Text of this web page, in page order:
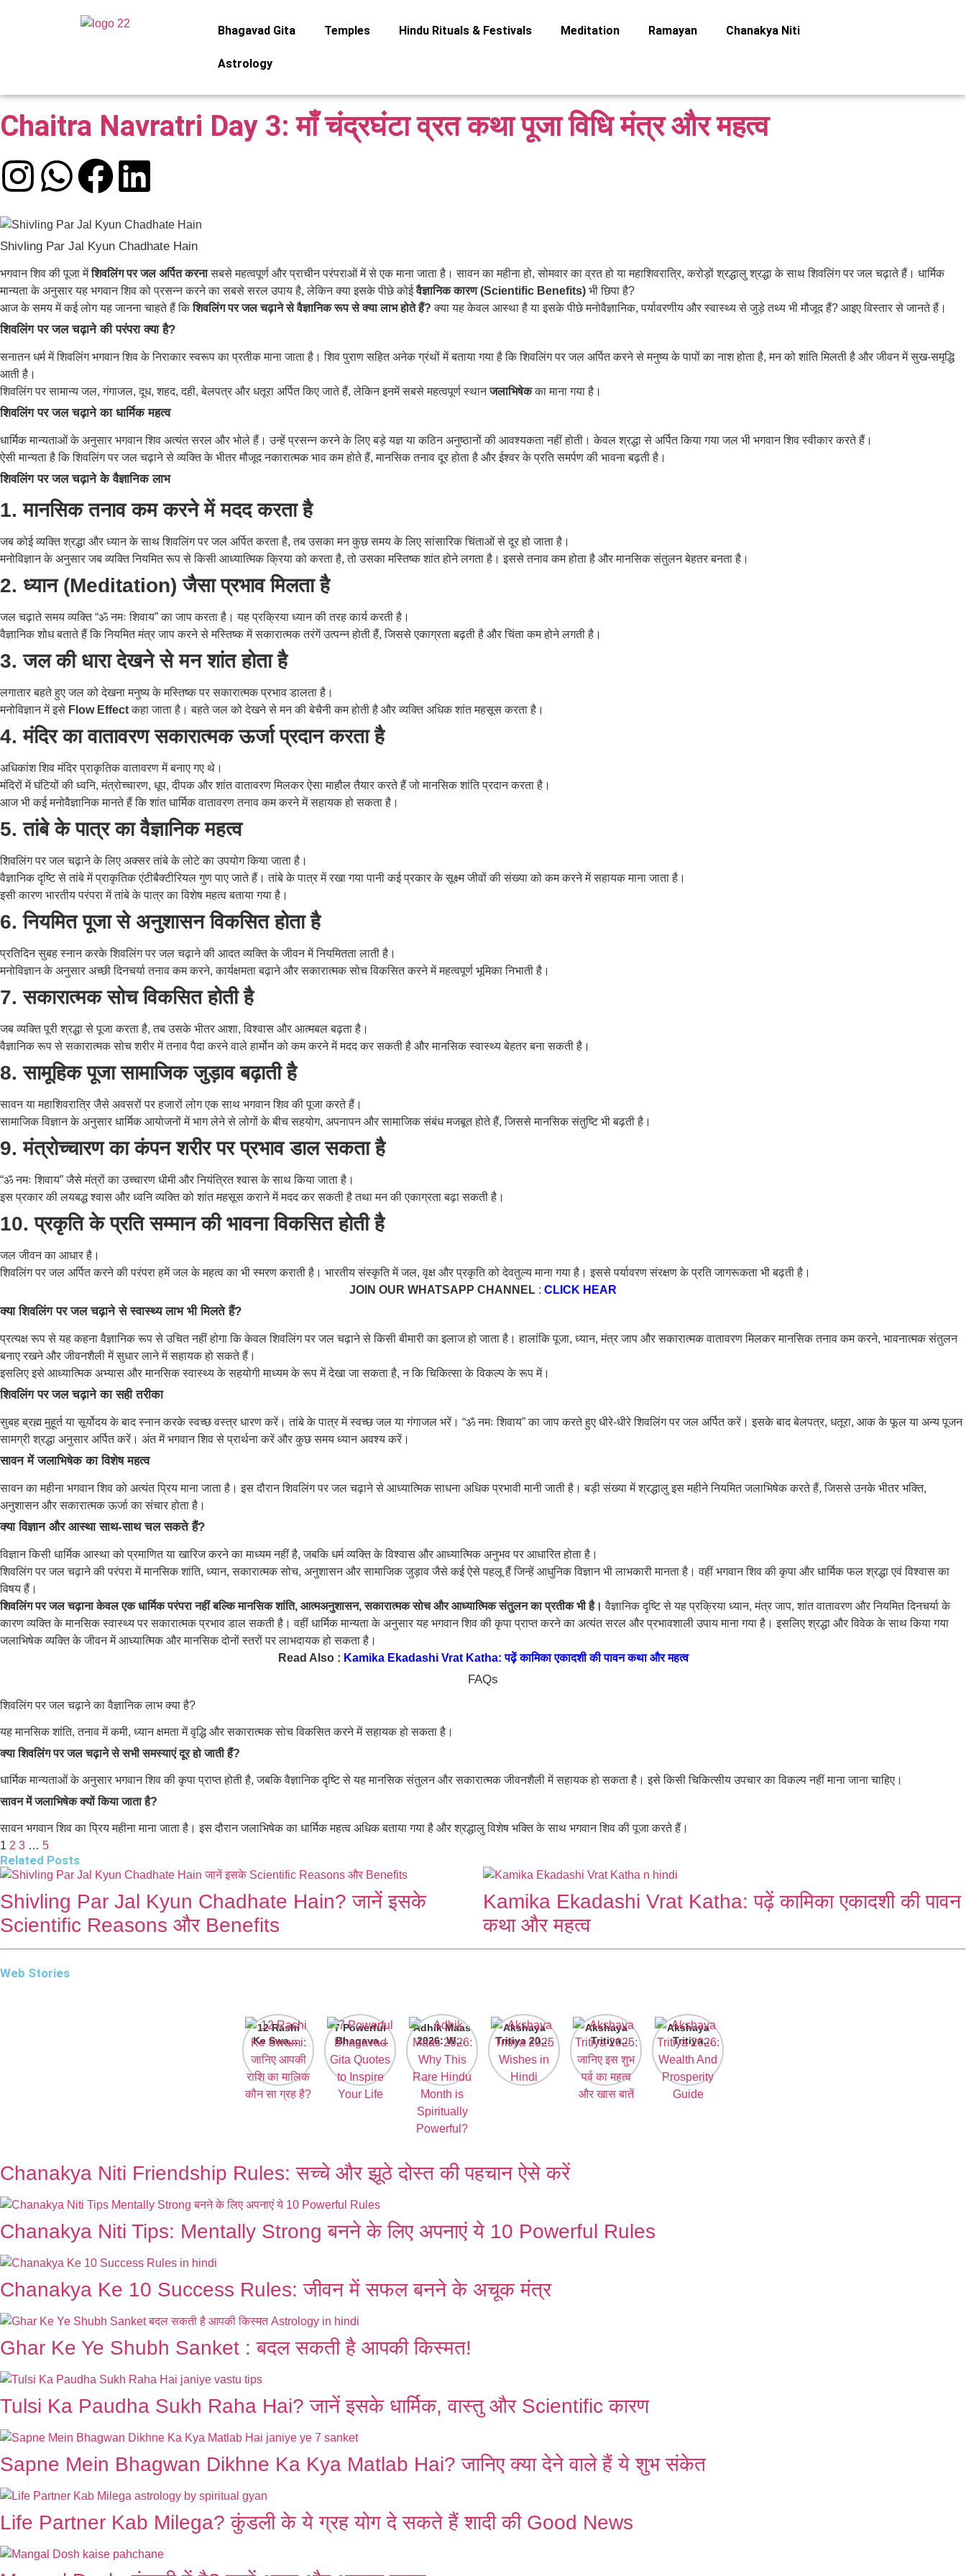
Bhagavad Gita Temples Hindu Rituals & Festivals Meditation Ramayan Chanakya Niti
Astrology
Chaitra Navratri Day 3: माँ चंद्रघंटा व्रत कथा पूजा विधि मंत्र और महत्व
Shivling Par Jal Kyun Chadhate Hain
भगवान शिव की पूजा मेंशिवलिंग पर जल अर्पित करनासबसे महत्वपूर्ण और प्राचीन परंपराओं में से एक माना जाता है। सावन का महीना हो, सोमवार का व्रत हो या महाशिवरात्रि, करोड़ों श्रद्धालु श्रद्धा के साथ शिवलिंग पर जल चढ़ाते हैं। धार्मिक
मान्यता के अनुसार यह भगवान शिव को प्रसन्न करने का सबसे सरल उपाय है, लेकिन क्या इसके पीछे कोईवैज्ञानिक कारण (Scientific Benefits) भी छिपा है?
आज के समय में कई लोग यह जानना चाहते हैं किशिवलिंग पर जल चढ़ाने से वैज्ञानिक रूप से क्या लाभ होते हैं? क्या यह केवल आस्था है या इसके पीछे मनोवैज्ञानिक, पर्यावरणीय और स्वास्थ्य से जुड़े तथ्य भी मौजूद हैं? आइए विस्तार से जानते हैं।
शिवलिंग पर जल चढ़ाने की परंपरा क्या है?
सनातन धर्म में शिवलिंग भगवान शिव के निराकार स्वरूप का प्रतीक माना जाता है। शिव पुराण सहित अनेक ग्रंथों में बताया गया है कि शिवलिंग पर जल अर्पित करने से मनुष्य के पापों का नाश होता है, मन को शांति मिलती है और जीवन में सुख-समृद्धि
आती है।
शिवलिंग पर सामान्य जल, गंगाजल, दूध, शहद, दही, बेलपत्र और धतूरा अर्पित किए जाते हैं, लेकिन इनमें सबसे महत्वपूर्ण स्थानजलाभिषेकका माना गया है।
शिवलिंग पर जल चढ़ाने का धार्मिक महत्व
धार्मिक मान्यताओं के अनुसार भगवान शिव अत्यंत सरल और भोले हैं। उन्हें प्रसन्न करने के लिए बड़े यज्ञ या कठिन अनुष्ठानों की आवश्यकता नहीं होती। केवल श्रद्धा से अर्पित किया गया जल भी भगवान शिव स्वीकार करते हैं।
ऐसी मान्यता है कि शिवलिंग पर जल चढ़ाने से व्यक्ति के भीतर मौजूद नकारात्मक भाव कम होते हैं, मानसिक तनाव दूर होता है और ईश्वर के प्रति समर्पण की भावना बढ़ती है।
शिवलिंग पर जल चढ़ाने के वैज्ञानिक लाभ
1. मानसिक तनाव कम करने में मदद करता है
जब कोई व्यक्ति श्रद्धा और ध्यान के साथ शिवलिंग पर जल अर्पित करता है, तब उसका मन कुछ समय के लिए सांसारिक चिंताओं से दूर हो जाता है।
मनोविज्ञान के अनुसार जब व्यक्ति नियमित रूप से किसी आध्यात्मिक क्रिया को करता है, तो उसका मस्तिष्क शांत होने लगता है। इससे तनाव कम होता है और मानसिक संतुलन बेहतर बनता है।
2. ध्यान (Meditation) जैसा प्रभाव मिलता है
जल चढ़ाते समय व्यक्ति “ॐ नमः शिवाय” का जाप करता है। यह प्रक्रिया ध्यान की तरह कार्य करती है।
वैज्ञानिक शोध बताते हैं कि नियमित मंत्र जाप करने से मस्तिष्क में सकारात्मक तरंगें उत्पन्न होती हैं, जिससे एकाग्रता बढ़ती है और चिंता कम होने लगती है।
3. जल की धारा देखने से मन शांत होता है
लगातार बहते हुए जल को देखना मनुष्य के मस्तिष्क पर सकारात्मक प्रभाव डालता है।
मनोविज्ञान में इसे Flow Effectकहा जाता है। बहते जल को देखने से मन की बेचैनी कम होती है और व्यक्ति अधिक शांत महसूस करता है।
4. मंदिर का वातावरण सकारात्मक ऊर्जा प्रदान करता है
अधिकांश शिव मंदिर प्राकृतिक वातावरण में बनाए गए थे।
मंदिरों में घंटियों की ध्वनि, मंत्रोच्चारण, धूप, दीपक और शांत वातावरण मिलकर ऐसा माहौल तैयार करते हैं जो मानसिक शांति प्रदान करता है।
आज भी कई मनोवैज्ञानिक मानते हैं कि शांत धार्मिक वातावरण तनाव कम करने में सहायक हो सकता है।
5. तांबे के पात्र का वैज्ञानिक महत्व
शिवलिंग पर जल चढ़ाने के लिए अक्सर तांबे के लोटे का उपयोग किया जाता है।
वैज्ञानिक दृष्टि से तांबे में प्राकृतिक एंटीबैक्टीरियल गुण पाए जाते हैं। तांबे के पात्र में रखा गया पानी कई प्रकार के सूक्ष्म जीवों की संख्या को कम करने में सहायक माना जाता है।
इसी कारण भारतीय परंपरा में तांबे के पात्र का विशेष महत्व बताया गया है।
6. नियमित पूजा से अनुशासन विकसित होता है
प्रतिदिन सुबह स्नान करके शिवलिंग पर जल चढ़ाने की आदत व्यक्ति के जीवन में नियमितता लाती है।
मनोविज्ञान के अनुसार अच्छी दिनचर्या तनाव कम करने, कार्यक्षमता बढ़ाने और सकारात्मक सोच विकसित करने में महत्वपूर्ण भूमिका निभाती है।
7. सकारात्मक सोच विकसित होती है
जब व्यक्ति पूरी श्रद्धा से पूजा करता है, तब उसके भीतर आशा, विश्वास और आत्मबल बढ़ता है।
वैज्ञानिक रूप से सकारात्मक सोच शरीर में तनाव पैदा करने वाले हार्मोन को कम करने में मदद कर सकती है और मानसिक स्वास्थ्य बेहतर बना सकती है।
8. सामूहिक पूजा सामाजिक जुड़ाव बढ़ाती है
सावन या महाशिवरात्रि जैसे अवसरों पर हजारों लोग एक साथ भगवान शिव की पूजा करते हैं।
सामाजिक विज्ञान के अनुसार धार्मिक आयोजनों में भाग लेने से लोगों के बीच सहयोग, अपनापन और सामाजिक संबंध मजबूत होते हैं, जिससे मानसिक संतुष्टि भी बढ़ती है।
9. मंत्रोच्चारण का कंपन शरीर पर प्रभाव डाल सकता है
“ॐ नमः शिवाय” जैसे मंत्रों का उच्चारण धीमी और नियंत्रित श्वास के साथ किया जाता है।
इस प्रकार की लयबद्ध श्वास और ध्वनि व्यक्ति को शांत महसूस कराने में मदद कर सकती है तथा मन की एकाग्रता बढ़ा सकती है।
10. प्रकृति के प्रति सम्मान की भावना विकसित होती है
जल जीवन का आधार है।
शिवलिंग पर जल अर्पित करने की परंपरा हमें जल के महत्व का भी स्मरण कराती है। भारतीय संस्कृति में जल, वृक्ष और प्रकृति को देवतुल्य माना गया है। इससे पर्यावरण संरक्षण के प्रति जागरूकता भी बढ़ती है।
JOIN OUR WHATSAPP CHANNEL : CLICK HEAR
क्या शिवलिंग पर जल चढ़ाने से स्वास्थ्य लाभ भी मिलते हैं?
प्रत्यक्ष रूप से यह कहना वैज्ञानिक रूप से उचित नहीं होगा कि केवल शिवलिंग पर जल चढ़ाने से किसी बीमारी का इलाज हो जाता है। हालांकि पूजा, ध्यान, मंत्र जाप और सकारात्मक वातावरण मिलकर मानसिक तनाव कम करने, भावनात्मक संतुलन
बनाए रखने और जीवनशैली में सुधार लाने में सहायक हो सकते हैं।
इसलिए इसे आध्यात्मिक अभ्यास और मानसिक स्वास्थ्य के सहयोगी माध्यम के रूप में देखा जा सकता है, न कि चिकित्सा के विकल्प के रूप में।
शिवलिंग पर जल चढ़ाने का सही तरीका
सुबह ब्रह्म मुहूर्त या सूर्योदय के बाद स्नान करके स्वच्छ वस्त्र धारण करें। तांबे के पात्र में स्वच्छ जल या गंगाजल भरें। “ॐ नमः शिवाय” का जाप करते हुए धीरे-धीरे शिवलिंग पर जल अर्पित करें। इसके बाद बेलपत्र, धतूरा, आक के फूल या अन्य पूजन
सामग्री श्रद्धा अनुसार अर्पित करें। अंत में भगवान शिव से प्रार्थना करें और कुछ समय ध्यान अवश्य करें।
सावन में जलाभिषेक का विशेष महत्व
सावन का महीना भगवान शिव को अत्यंत प्रिय माना जाता है। इस दौरान शिवलिंग पर जल चढ़ाने से आध्यात्मिक साधना अधिक प्रभावी मानी जाती है। बड़ी संख्या में श्रद्धालु इस महीने नियमित जलाभिषेक करते हैं, जिससे उनके भीतर भक्ति,
अनुशासन और सकारात्मक ऊर्जा का संचार होता है।
क्या विज्ञान और आस्था साथ-साथ चल सकते हैं?
विज्ञान किसी धार्मिक आस्था को प्रमाणित या खारिज करने का माध्यम नहीं है, जबकि धर्म व्यक्ति के विश्वास और आध्यात्मिक अनुभव पर आधारित होता है।
शिवलिंग पर जल चढ़ाने की परंपरा में मानसिक शांति, ध्यान, सकारात्मक सोच, अनुशासन और सामाजिक जुड़ाव जैसे कई ऐसे पहलू हैं जिन्हें आधुनिक विज्ञान भी लाभकारी मानता है। वहीं भगवान शिव की कृपा और धार्मिक फल श्रद्धा एवं विश्वास का
विषय हैं।
शिवलिंग पर जल चढ़ाना केवल एक धार्मिक परंपरा नहीं बल्कि मानसिक शांति, आत्मअनुशासन, सकारात्मक सोच और आध्यात्मिक संतुलन का प्रतीक भी है। वैज्ञानिक दृष्टि से यह प्रक्रिया ध्यान, मंत्र जाप, शांत वातावरण और नियमित दिनचर्या के
कारण व्यक्ति के मानसिक स्वास्थ्य पर सकारात्मक प्रभाव डाल सकती है। वहीं धार्मिक मान्यता के अनुसार यह भगवान शिव की कृपा प्राप्त करने का अत्यंत सरल और प्रभावशाली उपाय माना गया है। इसलिए श्रद्धा और विवेक के साथ किया गया
जलाभिषेक व्यक्ति के जीवन में आध्यात्मिक और मानसिक दोनों स्तरों पर लाभदायक हो सकता है।
Read Also : Kamika Ekadashi Vrat Katha: पढ़ें कामिका एकादशी की पावन कथा और महत्व
FAQs
शिवलिंग पर जल चढ़ाने का वैज्ञानिक लाभ क्या है?
यह मानसिक शांति, तनाव में कमी, ध्यान क्षमता में वृद्धि और सकारात्मक सोच विकसित करने में सहायक हो सकता है।
क्या शिवलिंग पर जल चढ़ाने से सभी समस्याएं दूर हो जाती हैं?
धार्मिक मान्यताओं के अनुसार भगवान शिव की कृपा प्राप्त होती है, जबकि वैज्ञानिक दृष्टि से यह मानसिक संतुलन और सकारात्मक जीवनशैली में सहायक हो सकता है। इसे किसी चिकित्सीय उपचार का विकल्प नहीं माना जाना चाहिए।
सावन में जलाभिषेक क्यों किया जाता है?
सावन भगवान शिव का प्रिय महीना माना जाता है। इस दौरान जलाभिषेक का धार्मिक महत्व अधिक बताया गया है और श्रद्धालु विशेष भक्ति के साथ भगवान शिव की पूजा करते हैं।
1 2 3 … 5
Related Posts
Shivling Par Jal Kyun Chadhate Hain? जानें इसके
Scientific Reasons और Benefits
Kamika Ekadashi Vrat Katha: पढ़ें कामिका एकादशी की पावन
कथा और महत्व
Web Stories
12 Rashi
Ke Swami:
जानिए आपकी
राशि का मालिक
कौन सा ग्रह
है?
7 Powerful
Bhagavad
Gita
Quotes to
Inspire
Your Life
Adhik Maas
2026: Why
This Rare
Hindu
Month is
Spiritually
Powerful?
Akshaya
Tritiya 2025
Wishes in
Hindi
Akshaya
Tritiya
2025: जानिए
इस शुभ पर्व का
महत्व और खास
बातें
Akshaya
Tritiya
2026:
Wealth And
Prosperity
Guide
Chanakya Niti Friendship Rules: सच्चे और झूठे दोस्त की पहचान ऐसे करें
Chanakya Niti Tips: Mentally Strong बनने के लिए अपनाएं ये 10 Powerful Rules
Chanakya Ke 10 Success Rules: जीवन में सफल बनने के अचूक मंत्र
Ghar Ke Ye Shubh Sanket : बदल सकती है आपकी किस्मत!
Tulsi Ka Paudha Sukh Raha Hai? जानें इसके धार्मिक, वास्तु और Scientific कारण
Sapne Mein Bhagwan Dikhne Ka Kya Matlab Hai? जानिए क्या देने वाले हैं ये शुभ संकेत
Life Partner Kab Milega? कुंडली के ये ग्रह योग दे सकते हैं शादी की Good News